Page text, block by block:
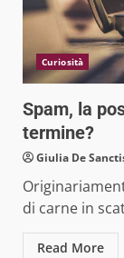
Curiosità
Spam, la
termine?
Giulia De
di carne in
Read More